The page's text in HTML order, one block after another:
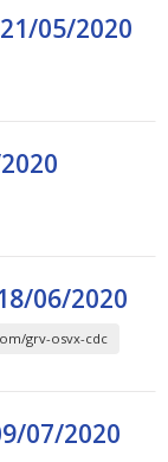
05/2020
06/2020
grv-osvx-cdc
07/2020